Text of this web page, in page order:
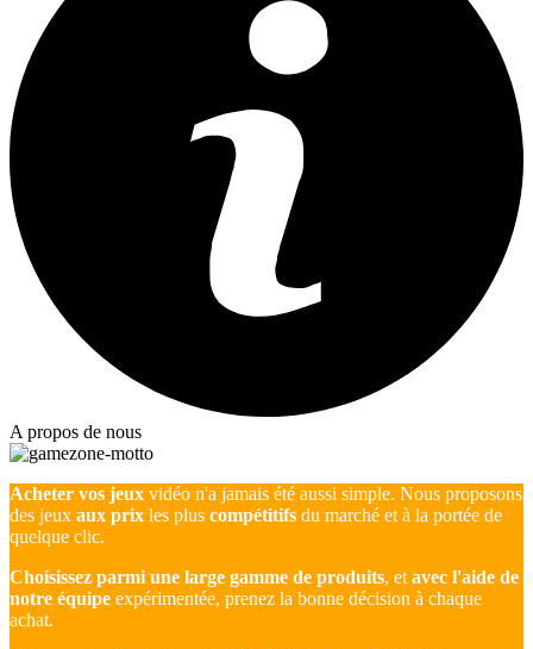
A propos de nous
Acheter vos jeux vidéo n'a jamais été aussi simple. Nous proposons
des jeux aux prix les plus compétitifs du marché et à la portée de
quelque clic.
Choisissez parmi une large gamme de produits, et avec l'aide de
notre équipe expérimentée, prenez la bonne décision à chaque
achat.